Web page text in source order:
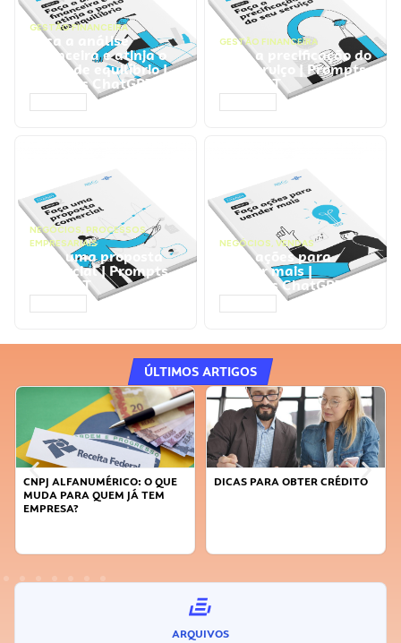
GESTÃO FINANCEIRA
Faça a análise
financeira e atinja o
ponto de equilíbrio |
Prompts ChatGPT
GESTÃO FINANCEIRA
Faça a precificação do
seu serviço | Prompts
ChatGPT
NEGÓCIOS, PROCESSOS
EMPRESARIAIS
Faça uma proposta
comercial | Prompts
ChatGPT
NEGÓCIOS, VENDAS
Faça ações para
vender mais |
Prompts ChatGPT
ÚLTIMOS ARTIGOS
CNPJ ALFANUMÉRICO: O QUE
MUDA PARA QUEM JÁ TEM
EMPRESA?
DICAS PARA OBTER CRÉDITO
ARQUIVOS